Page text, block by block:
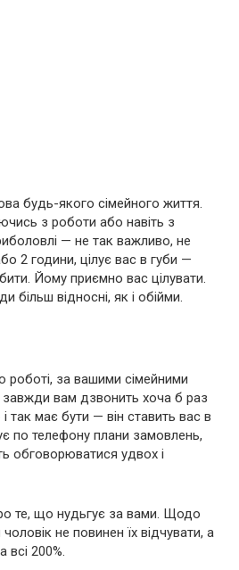
будь-якого сімейного життя.
з роботи або навіть з
— не так важливо, не
2 години, цілує вас в губи —
Йому приємно вас цілувати.
більш відносні, як і обійми.
роботі, за вашими сімейними
завжди вам дзвонить хоча б раз
так має бути — він ставить вас в
по телефону плани замовлень,
обговорюватися удвох і
те, що нудьгує за вами. Щодо
не повинен їх відчувати, а
всі 200%.